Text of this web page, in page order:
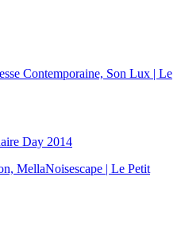
Contemporaine, Son Lux | Le
Day 2014
MellaNoisescape | Le Petit